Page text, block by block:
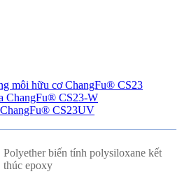
môi hữu cơ ChangFu® CS23
ChangFu® CS23-W
CS23UV
Polyether biến tính polysiloxane kết
thúc epoxy